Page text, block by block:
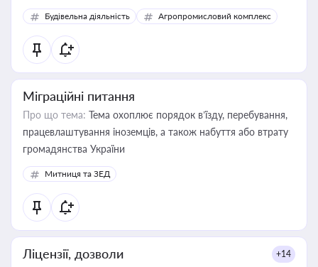
Будівельна діяльність Агропромисловий комплекс
Міграційні питання
Про що тема: Тема охоплює порядок в’їзду, перебування,
працевлаштування іноземців, а також набуття або втрату
громадянства України
Митниця та ЗЕД
Ліцензії, дозволи +14